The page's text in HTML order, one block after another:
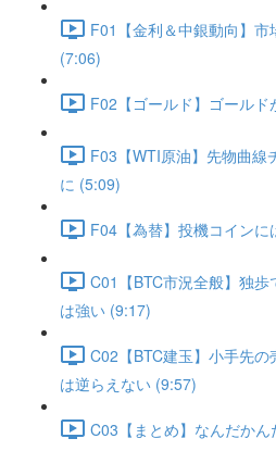
F01【金利＆中銀動向】
(7:06)
F02【ゴールド】ゴール
F03【WTI原油】先物曲線
に (5:09)
F04【為替】投機コイン
C01【BTC市況全般】独
は強い (9:17)
C02【BTC建玉】小手先
は逆らえない (9:57)
C03【まとめ】なんだか